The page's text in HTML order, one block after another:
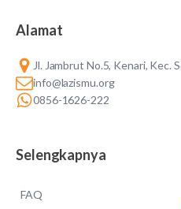
Alamat
Jl. Jambrut No.5, Kenari, Kec.
info@lazismu.org
0856-1626-222
Selengkapnya
FAQ